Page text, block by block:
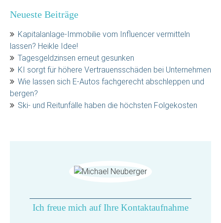
Neueste Beiträge
Kapitalanlage-Immobilie vom Influencer vermitteln
lassen? Heikle Idee!
Tagesgeldzinsen erneut gesunken
KI sorgt für höhere Vertrauensschäden bei Unternehmen
Wie lassen sich E-Autos fachgerecht abschleppen und
bergen?
Ski- und Reitunfälle haben die höchsten Folgekosten
Ich freue mich auf Ihre Kontaktaufnahme